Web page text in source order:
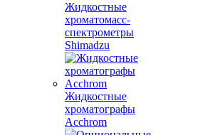
Жидкостные
хроматомасс-
спектрометры
Shimadzu
Жидкостные
хроматографы
Acchrom